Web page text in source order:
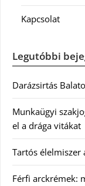
Kapcsolat
Legutóbbi
Darázsirtás
Munkaügyi
el a drága vitákat
Tartós élelmiszer
Férfi arckrémek: